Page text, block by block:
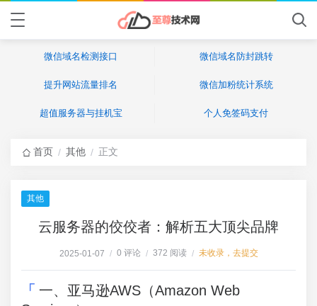
微信域名检测接口 微信域名防封跳转
提升网站流量排名 微信加粉统计系统
超值服务器与挂机宝 个人免签码支付
首页 / 其他 / 正文
其他
云服务器的佼佼者：解析五大顶尖品牌
2025-01-07 / 0 评论 / 372 阅读 / 未收录，去提交
一、亚马逊AWS（Amazon Web